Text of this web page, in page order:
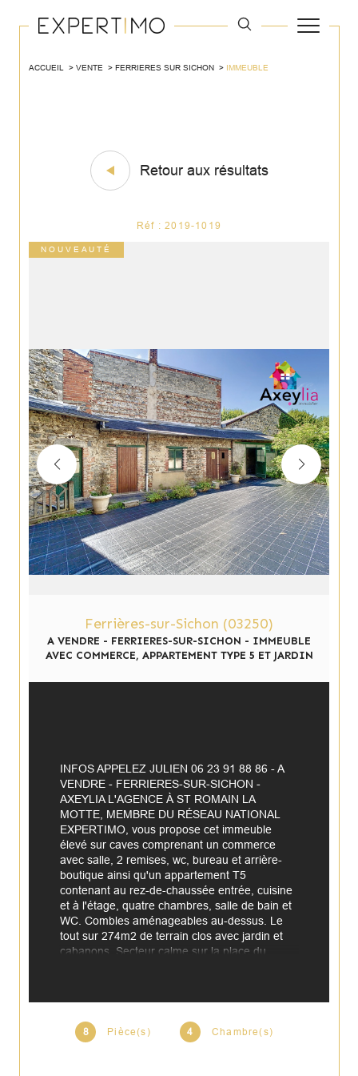
ACCUEIL VENTE FERRIERES SUR SICHON IMMEUBLE
Retour aux résultats
Réf : 2019-1019
NOUVEAUTÉ
Ferrières-sur-Sichon (03250)
A VENDRE - FERRIERES-SUR-SICHON - IMMEUBLE
AVEC COMMERCE, APPARTEMENT TYPE 5 ET JARDIN
8 Pièce(s) 4 Chambre(s)
INFOS APPELEZ JULIEN 06 23 91 88 86 - A
VENDRE - FERRIERES-SUR-SICHON -
AXEYLIA L'AGENCE À ST ROMAIN LA
MOTTE, MEMBRE DU RÉSEAU NATIONAL
EXPERTIMO, vous propose cet immeuble
élevé sur caves comprenant un commerce
avec salle, 2 remises, wc, bureau et arrière-
boutique ainsi qu'un appartement T5
contenant au rez-de-chaussée entrée, cuisine
et à l'étage, quatre chambres, salle de bain et
WC. Combles aménageables au-dessus. Le
tout sur 274m2 de terrain clos avec jardin et
cabanons. Secteur calme sur la place du
Loyer annuel de 7108€ pour un rendement à
plus de 10%.